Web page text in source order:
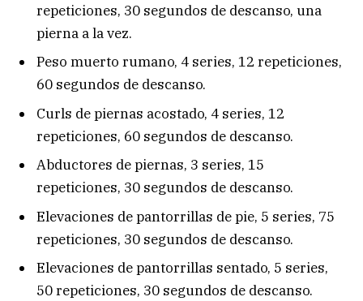
repeticiones, 30 segundos de descanso, una
pierna a la vez.
Peso muerto rumano, 4 series, 12 repeticiones,
60 segundos de descanso.
Curls de piernas acostado, 4 series, 12
repeticiones, 60 segundos de descanso.
Abductores de piernas, 3 series, 15
repeticiones, 30 segundos de descanso.
Elevaciones de pantorrillas de pie, 5 series, 75
repeticiones, 30 segundos de descanso.
Elevaciones de pantorrillas sentado, 5 series,
50 repeticiones, 30 segundos de descanso.